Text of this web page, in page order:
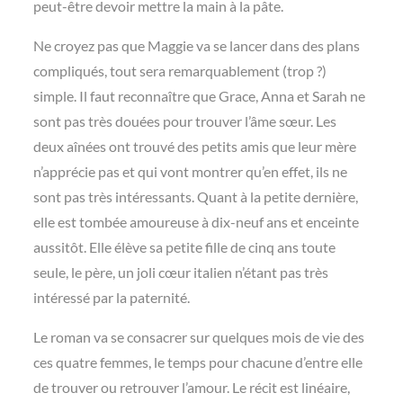
peut-être devoir mettre la main à la pâte.
Ne croyez pas que Maggie va se lancer dans des plans
compliqués, tout sera remarquablement (trop ?)
simple. Il faut reconnaître que Grace, Anna et Sarah ne
sont pas très douées pour trouver l’âme sœur. Les
deux aînées ont trouvé des petits amis que leur mère
n’apprécie pas et qui vont montrer qu’en effet, ils ne
sont pas très intéressants. Quant à la petite dernière,
elle est tombée amoureuse à dix-neuf ans et enceinte
aussitôt. Elle élève sa petite fille de cinq ans toute
seule, le père, un joli cœur italien n’étant pas très
intéressé par la paternité.
Le roman va se consacrer sur quelques mois de vie des
ces quatre femmes, le temps pour chacune d’entre elle
de trouver ou retrouver l’amour. Le récit est linéaire,